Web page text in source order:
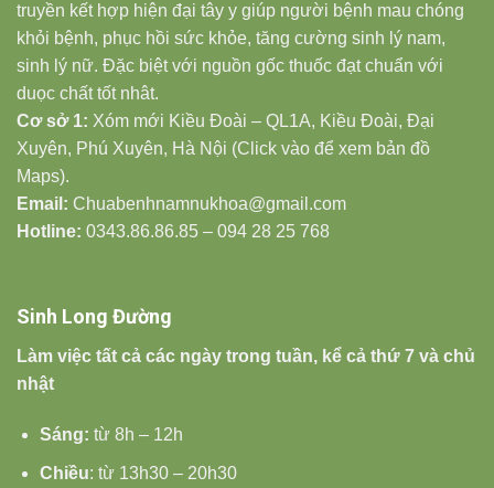
truyền kết hợp hiện đại tây y giúp người bệnh mau chóng
khỏi bệnh, phục hồi sức khỏe, tăng cường sinh lý nam,
sinh lý nữ. Đặc biệt với nguồn gốc thuốc đạt chuẩn với
duọc chất tốt nhât.
Cơ sở 1: Xóm mới Kiều Đoài – QL1A, Kiều Đoài, Đại
Xuyên, Phú Xuyên, Hà Nội (Click vào để xem bản đồ
Maps).
Email: Chuabenhnamnukhoa@gmail.com
Hotline: 0343.86.86.85 – 094 28 25 768
Sinh Long Đường
Làm việc tất cả các ngày trong tuần, kể cả thứ 7 và chủ
nhật
Sáng: từ 8h – 12h
Chiều: từ 13h30 – 20h30